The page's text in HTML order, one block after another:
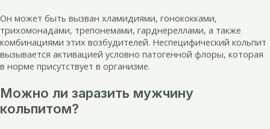
Он может быть вызван хламидиями, гонококками,
трихомонадами, трепонемами, гарднереллами, а также
комбинациями этих возбудителей. Неспецифический кольпит
вызывается активацией условно патогенной флоры, которая
в норме присутствует в организме.
Можно ли заразить мужчину
кольпитом?